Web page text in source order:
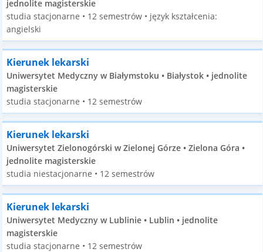
jednolite magisterskie
studia stacjonarne • 12 semestrów • język kształcenia:
angielski
Kierunek lekarski
Uniwersytet Medyczny w Białymstoku • Białystok • jednolite
magisterskie
studia stacjonarne • 12 semestrów
Kierunek lekarski
Uniwersytet Zielonogórski w Zielonej Górze • Zielona Góra •
jednolite magisterskie
studia niestacjonarne • 12 semestrów
Kierunek lekarski
Uniwersytet Medyczny w Lublinie • Lublin • jednolite
magisterskie
studia stacjonarne • 12 semestrów